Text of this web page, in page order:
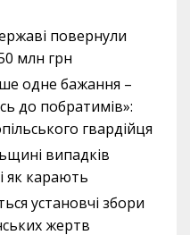
повернули
млн грн
одне бажання –
до побратимів»:
гвардійця
випадків
як карають
установчі збори
жертв